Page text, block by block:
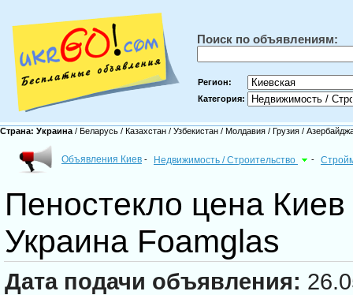
Поиск по объявлениям:
Регион:
Категория:
Страна: Украина / Беларусь / Казахстан / Узбекистан / Молдавия / Грузия /
Объявления Киев - Недвижимость / Строительство -
Пеностекло цена
Украина Foamglas
Дата подачи объявления: